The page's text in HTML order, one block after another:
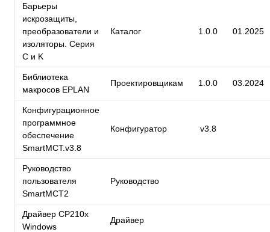
Барьеры
искрозащиты,
преобразователи и
изоляторы. Серия
C и K
Каталог 1.0.0 01.2025
Библиотека
макросов EPLAN
Проектировщикам 1.0.0 03.2024
Конфигурационное
программное
обеспечение
SmartMCT.v3.8
Конфигуратор v3.8
Руководство
пользователя
SmartMCT2
Руководство
Драйвер CP210x
Windows
Драйвер